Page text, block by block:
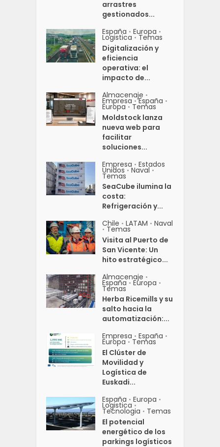
arrastres
gestionados...
España • Europa •
Logistica • Temas
Digitalización y
eficiencia
operativa: el
impacto de...
Almacenaje •
Empresa • España •
Europa • Temas
Moldstock lanza
nueva web para
facilitar
soluciones...
Empresa • Estados
Unidos • Naval •
Temas
SeaCube ilumina la
costa:
Refrigeración y...
Chile • LATAM • Naval
• Temas
Visita al Puerto de
San Vicente: Un
hito estratégico...
Almacenaje •
España • Europa •
Temas
Herba Ricemills y su
salto hacia la
automatización:...
Empresa • España •
Europa • Temas
El Clúster de
Movilidad y
Logística de
Euskadi...
España • Europa •
Logistica •
Tecnologia • Temas
El potencial
energético de los
parkings logísticos